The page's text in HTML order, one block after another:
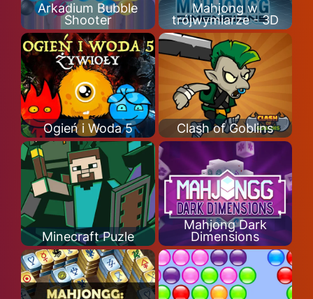
Arkadium Bubble
Shooter
Mahjong w
trójwymiarze - 3D
Ogień i Woda 5 Clash of Goblins
Minecraft Puzle
Mahjong Dark
Dimensions